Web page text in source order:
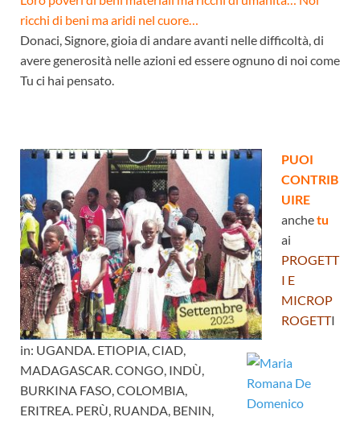
ricchi di beni ma aridi nel cuore…
Donaci, Signore, gioia di andare avanti nelle difficoltà, di
avere generosità nelle azioni ed essere ognuno di noi come
Tu ci hai pensato.
PUOI
CONTRIB
UIRE
anchetu
ai
PROGETT
I E
MICROP
ROGETTI
in: UGANDA. ETIOPIA, CIAD,
MADAGASCAR. CONGO, INDÙ,
BURKINA FASO, COLOMBIA,
ERITREA. PERÙ, RUANDA, BENIN,